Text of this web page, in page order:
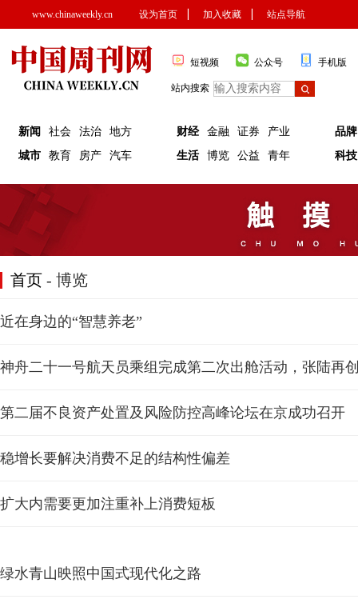
www.chinaweekly.cn 设为首页 加入收藏 站点导航
短视频 公众号 手机版
站内搜索
新闻 社会 法治
地方
城市
教育 房产 汽车
财经 金融 证券
产业
生活
博览 公益 青年
品牌
科技
首页 - 博览
近在身边的“智慧养老”
神舟二十一号航天员乘组完成第二次出舱活动，张陆再
第二届不良资产处置及风险防控高峰论坛在京成功召开
稳增长要解决消费不足的结构性偏差
扩大内需要更加注重补上消费短板
绿水青山映照中国式现代化之路